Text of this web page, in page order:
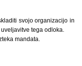
svojo organizacijo in
tega odloka.
mandata.